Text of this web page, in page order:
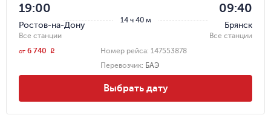
14 ч 40 м
19:00
Ростов-на-Дону
Все станции
09:40
Брянск
Все станции
Номер рейса: 147553878
Перевозчик: БАЭ
от 6 740 r
Выбрать дату